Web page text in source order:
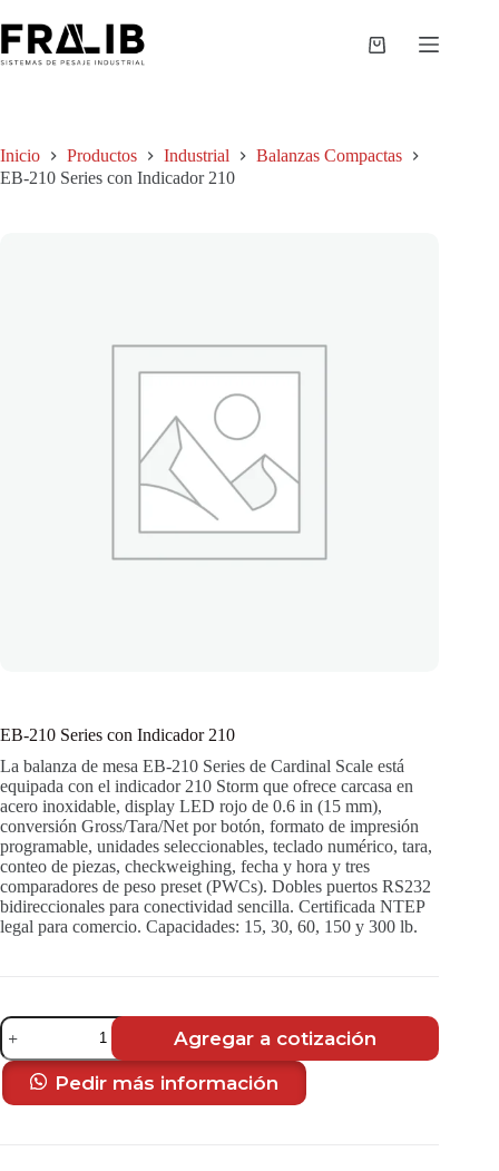
al
contenido
Shopping
Inicio Productos Industrial
Balanzas Compactas
EB-210 Series con Indicador 210
EB-210 Series con Indicador 210
La balanza de mesa EB-210 Series de Cardinal Scale está
equipada con el indicador 210 Storm que ofrece carcasa en
acero inoxidable, display LED rojo de 0.6 in (15 mm),
conversión Gross/Tara/Net por botón, formato de impresión
programable, unidades seleccionables, teclado numérico, tara,
conteo de piezas, checkweighing, fecha y hora y tres
comparadores de peso preset (PWCs). Dobles puertos RS232
bidireccionales para conectividad sencilla. Certificada NTEP
legal para comercio. Capacidades: 15, 30, 60, 150 y 300 lb.
EB-
210
Series
Indicador
Agregar a cotización
Pedir más información